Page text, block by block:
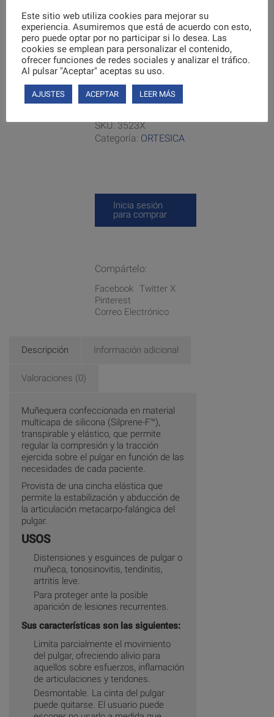
original.
Puedes encontrar
nuestra gama de
productos en
https://ayudasmovilidad.com/categoria-
producto/vida-
diaria/ortesica/
SKU:3523X
Categoría: ORTESICA
Inicia sesión
para comprar
Compártelo:
Facebook Twitter X
Pinterest
Correo Electrónico
Descripción Información adicional
Valoraciones (0)
Muñequera confeccionada en material
multicapa de silicona (Silprene-F™),
transpirable y elástico, que permite
regular la compresión y la tracción
ejercida sobre el pulgar en función de las
necesidades de cada paciente.
Provista de una cincha elástica que
permite la estabilización y abducción de
la articulación metacarpo-falángica del
pulgar.
USOS
Distensiones y esguinces de pulgar o
muñeca, tonosinovitis, tendinitis,
artritis leve.
Para proteger ante la posible
aparición de lesiones recurrentes.
Sus características son las siguientes:
Limita parcialmente el movimiento
del pulgar, ofreciendo alivio para
aquellos sobre esfuerzos, inflamación
de articulaciones y tendones.
Desmontable. La cinta del pulgar
puede quitarse. El usuario puede
Este sitio web utiliza cookies para mejorar su
experiencia. Asumiremos que está de acuerdo con esto,
pero puede optar por no participar si lo desea. Las
cookies se emplean para personalizar el contenido,
ofrecer funciones de redes sociales y analizar el tráfico.
Al pulsar "Aceptar" aceptas su uso.
AJUSTES ACEPTAR LEER MÁS